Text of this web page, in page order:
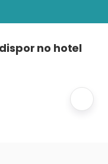
no hotel